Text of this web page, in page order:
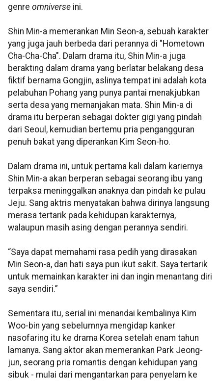
genre omniverse ini.
Shin Min-a memerankan Min Seon-a, sebuah karakter
yang juga jauh berbeda dari perannya di "Hometown
Cha-Cha-Cha". Dalam drama itu, Shin Min-a juga
berakting dalam drama yang berlatar belakang desa
fiktif bernama Gongjin, aslinya tempat ini adalah kota
pelabuhan Pohang yang punya pantai menakjubkan
serta desa yang memanjakan mata. Shin Min-a di
drama itu berperan sebagai dokter gigi yang pindah
dari Seoul, kemudian bertemu pria pengangguran
penuh bakat yang diperankan Kim Seon-ho.
Dalam drama ini, untuk pertama kali dalam kariernya
Shin Min-a akan berperan sebagai seorang ibu yang
terpaksa meninggalkan anaknya dan pindah ke pulau
Jeju. Sang aktris menyatakan bahwa dirinya langsung
merasa tertarik pada kehidupan karakternya,
walaupun masih asing dengan perannya sendiri.
“Saya dapat memahami rasa pedih yang dirasakan
Min Seon-a, dan hati saya pun ikut sakit. Saya tertarik
untuk memainkan karakter ini dan ingin menantang diri
saya sendiri.”
Sementara itu, serial ini menandai kembalinya Kim
Woo-bin yang sebelumnya mengidap kanker
nasofaring itu ke drama Korea setelah enam tahun
lamanya. Sang aktor akan memerankan Park Jeong-
jun, seorang pria romantis dengan kehidupan yang
sibuk - mulai dari mengantarkan para penyelam ke